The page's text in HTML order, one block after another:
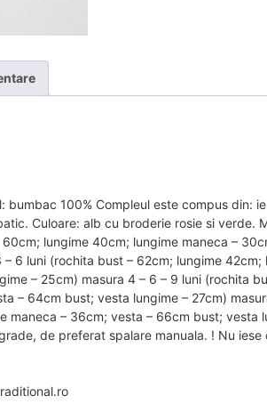
bumbac 100% Compleul este compus din:
Culoare: alb cu broderie rosie si verde.
lungime 40cm; lungime maneca –
6 luni (rochita bust – 62cm; lungime 42cm;
– 25cm) masura 4 – 6 – 9 luni (rochita
– 64cm bust; vesta lungime – 27cm)
maneca – 36cm; vesta – 66cm bust; vesta
de preferat spalare manuala. ! Nu iese